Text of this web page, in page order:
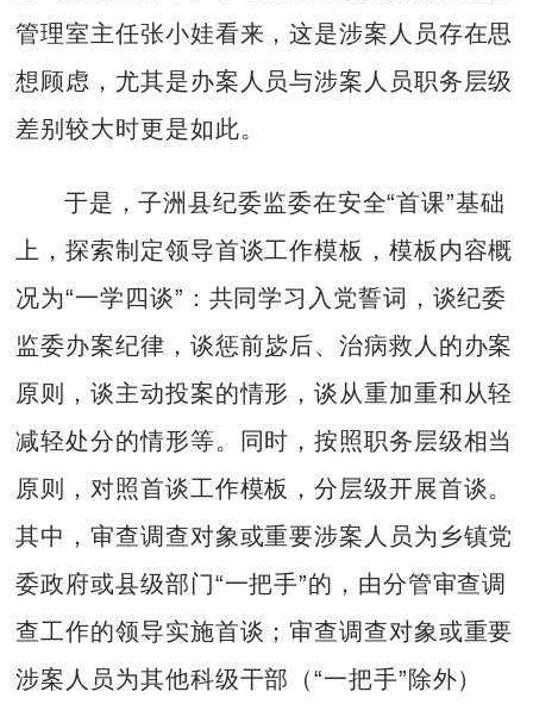
管理室主任张小娃看来，这是涉案人员存在思
想顾虑，尤其是办案人员与涉案人员职务层级
差别较大时更是如此。
于是，子洲县纪委监委在安全“首课”基础
上，探索制定领导首谈工作模板，模板内容概
况为“一学四谈”：共同学习入党誓词，谈纪委
监委办案纪律，谈惩前毖后、治病救人的办案
原则，谈主动投案的情形，谈从重加重和从轻
减轻处分的情形等。同时，按照职务层级相当
原则，对照首谈工作模板，分层级开展首谈。
其中，审查调查对象或重要涉案人员为乡镇党
委政府或县级部门“一把手”的，由分管审查调
查工作的领导实施首谈；审查调查对象或重要
涉案人员为其他科级干部（“一把手”除外）